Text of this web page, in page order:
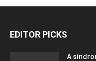
EDITOR PICKS
A